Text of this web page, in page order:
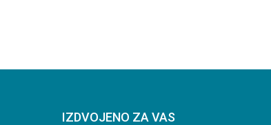
IZDVOJENO ZA VAS